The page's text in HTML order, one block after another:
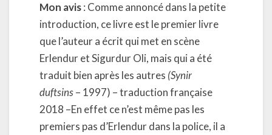
Mon avis: Comme annoncé dans la petite
introduction, ce livre est le premier livre
que l’auteur a écrit qui met en scène
Erlendur et Sigurdur Oli, mais qui a été
traduit bien après les autres (Synir
duftsins– 1997) – traduction française
2018 –En effet ce n’est même pas les
premiers pas d’Erlendur dans la police, il a